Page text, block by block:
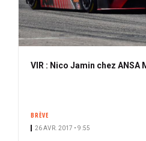
VIR : Nico Jamin chez
BRÈVE
26 AVR. 2017 • 9:55